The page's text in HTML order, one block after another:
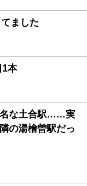
ました
1本
名な土合駅……実
の湯檜曽駅だっ